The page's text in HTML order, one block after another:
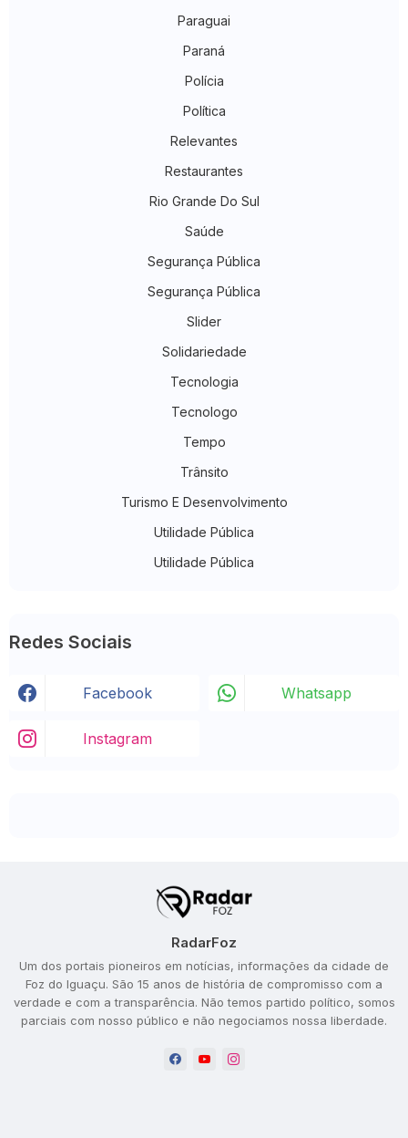
Paraguai
Paraná
Polícia
Política
Relevantes
Restaurantes
Rio Grande Do Sul
Saúde
Segurança Pública
Segurança Pública
Slider
Solidariedade
Tecnologia
Tecnologo
Tempo
Trânsito
Turismo E Desenvolvimento
Utilidade Pública
Utilidade Pública
Redes Sociais
Facebook Whatsapp
Instagram
RadarFoz
Um dos portais pioneiros em notícias, informações da cidade de
Foz do Iguaçu. São 15 anos de história de compromisso com a
verdade e com a transparência. Não temos partido político, somos
parciais com nosso público e não negociamos nossa liberdade.